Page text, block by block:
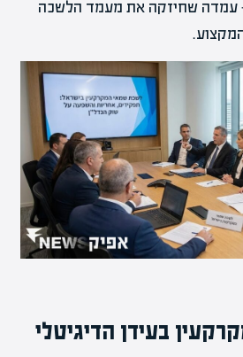
עמדה שחיזקה את מעמד הלשכה
בעידן הדיגיטלי